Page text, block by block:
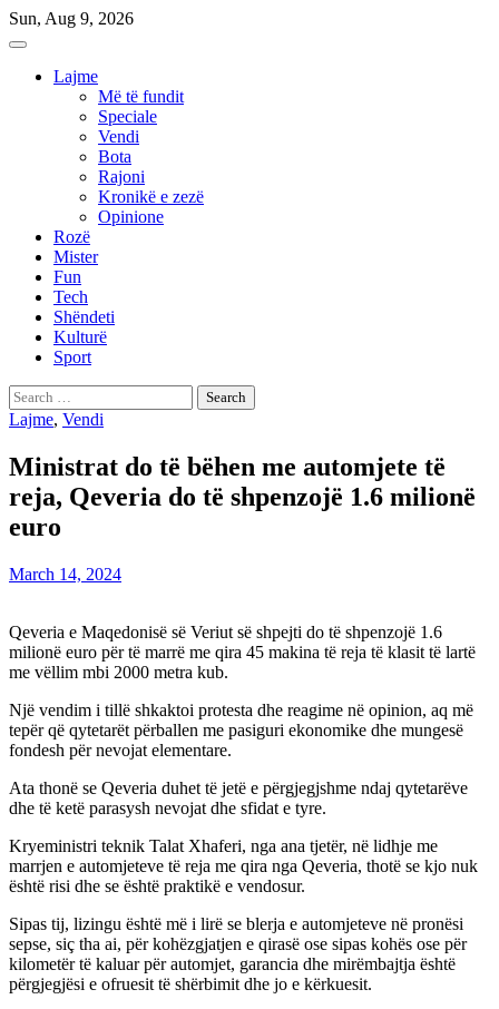
Skip
to
Sun, Aug 9, 2026
Lajme
Më të fundit
Speciale
Vendi
Bota
Rajoni
Kronikë e zezë
Opinione
Rozë
Mister
Fun
Tech
Shëndeti
Kulturë
Sport
Search
for:
Lajme, Vendi
Ministrat do të bëhen me automjete të
reja, Qeveria do të shpenzojë 1.6 milionë
euro
March 14, 2024
Qeveria e Maqedonisë së Veriut së shpejti do të shpenzojë 1.6
milionë euro për të marrë me qira 45 makina të reja të klasit të lartë
me vëllim mbi 2000 metra kub.
Një vendim i tillë shkaktoi protesta dhe reagime në opinion, aq më
tepër që qytetarët përballen me pasiguri ekonomike dhe mungesë
fondesh për nevojat elementare.
Ata thonë se Qeveria duhet të jetë e përgjegjshme ndaj qytetarëve
dhe të ketë parasysh nevojat dhe sfidat e tyre.
Kryeministri teknik Talat Xhaferi, nga ana tjetër, në lidhje me
marrjen e automjeteve të reja me qira nga Qeveria, thotë se kjo nuk
është risi dhe se është praktikë e vendosur.
Sipas tij, lizingu është më i lirë se blerja e automjeteve në pronësi
sepse, siç tha ai, për kohëzgjatjen e qirasë ose sipas kohës ose për
kilometër të kaluar për automjet, garancia dhe mirëmbajtja është
përgjegjësi e ofruesit të shërbimit dhe jo e kërkuesit.